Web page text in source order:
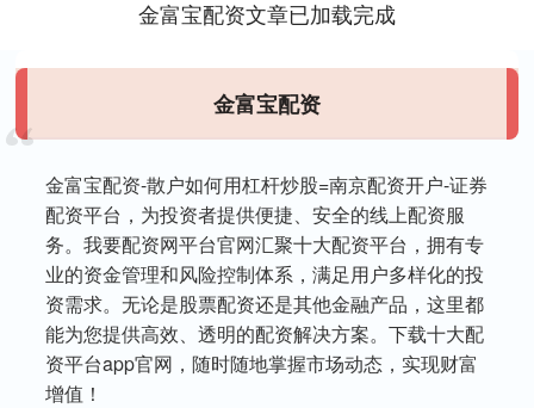
金富宝配资文章已加载完成
金富宝配资
金富宝配资-散户如何用杠杆炒股=南京配资开户-证券
配资平台，为投资者提供便捷、安全的线上配资服
务。我要配资网平台官网汇聚十大配资平台，拥有专
业的资金管理和风险控制体系，满足用户多样化的投
资需求。无论是股票配资还是其他金融产品，这里都
能为您提供高效、透明的配资解决方案。下载十大配
资平台app官网，随时随地掌握市场动态，实现财富
增值！